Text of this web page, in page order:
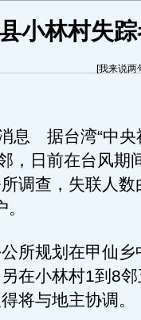
小林村失
[我来说两
据台湾“中央
，日前在台风期
调查，失联人
规划在甲仙乡
在小林村1到8
将与地主协调。